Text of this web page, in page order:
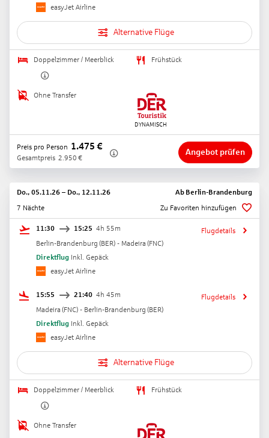
easyJet Airline
Alternative Flüge
Doppelzimmer / Meerblick Frühstück
Ohne Transfer
Preis pro Person 1.475 €
Gesamtpreis 2.950 €
Angebot prüfen
Do., 05.11.26 – Do., 12.11.26 Ab Berlin-Brandenburg
7 Nächte
Zu Favoriten hinzufügen
11:30 15:25 4h 55m
Berlin-Brandenburg (BER) - Madeira (FNC)
Direktflug Inkl. Gepäck
easyJet Airline
Flugdetails
15:55 21:40 4h 45m
Madeira (FNC) - Berlin-Brandenburg (BER)
Direktflug Inkl. Gepäck
easyJet Airline
Flugdetails
Alternative Flüge
Doppelzimmer / Meerblick Frühstück
Ohne Transfer